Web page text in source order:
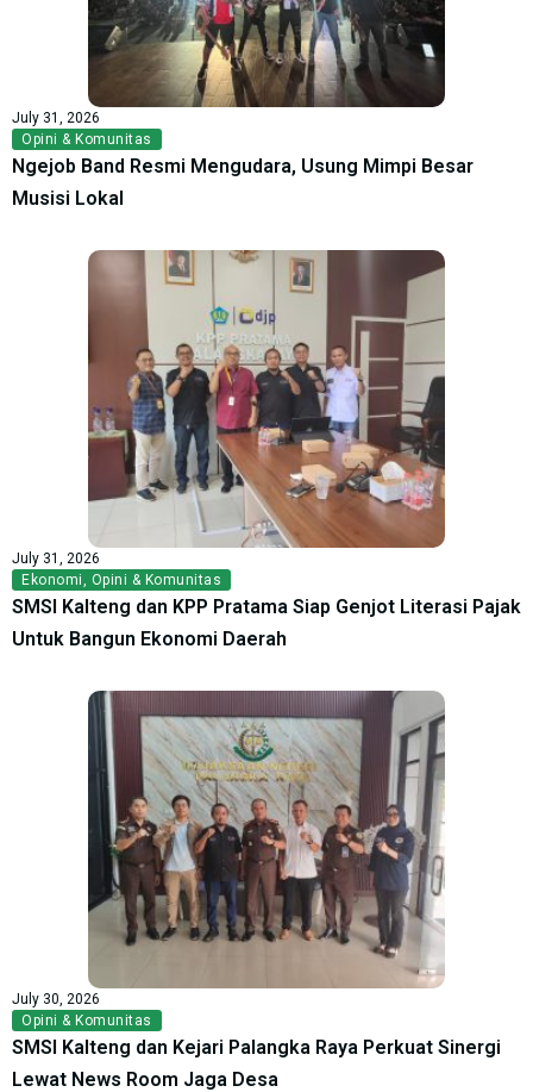
July 31, 2026
Opini & Komunitas
Ngejob Band Resmi Mengudara, Usung Mimpi Besar
Musisi Lokal
July 31, 2026
Ekonomi
Opini & Komunitas
SMSI Kalteng dan KPP Pratama Siap Genjot Literasi Pajak
Untuk Bangun Ekonomi Daerah
July 30, 2026
Opini & Komunitas
SMSI Kalteng dan Kejari Palangka Raya Perkuat Sinergi
Lewat News Room Jaga Desa